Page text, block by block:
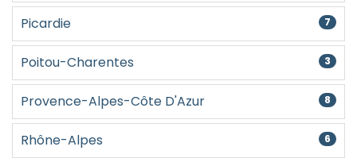
Picardie 7
Poitou-Charentes 3
Provence-Alpes-Côte D'Azur 8
Rhône-Alpes 6